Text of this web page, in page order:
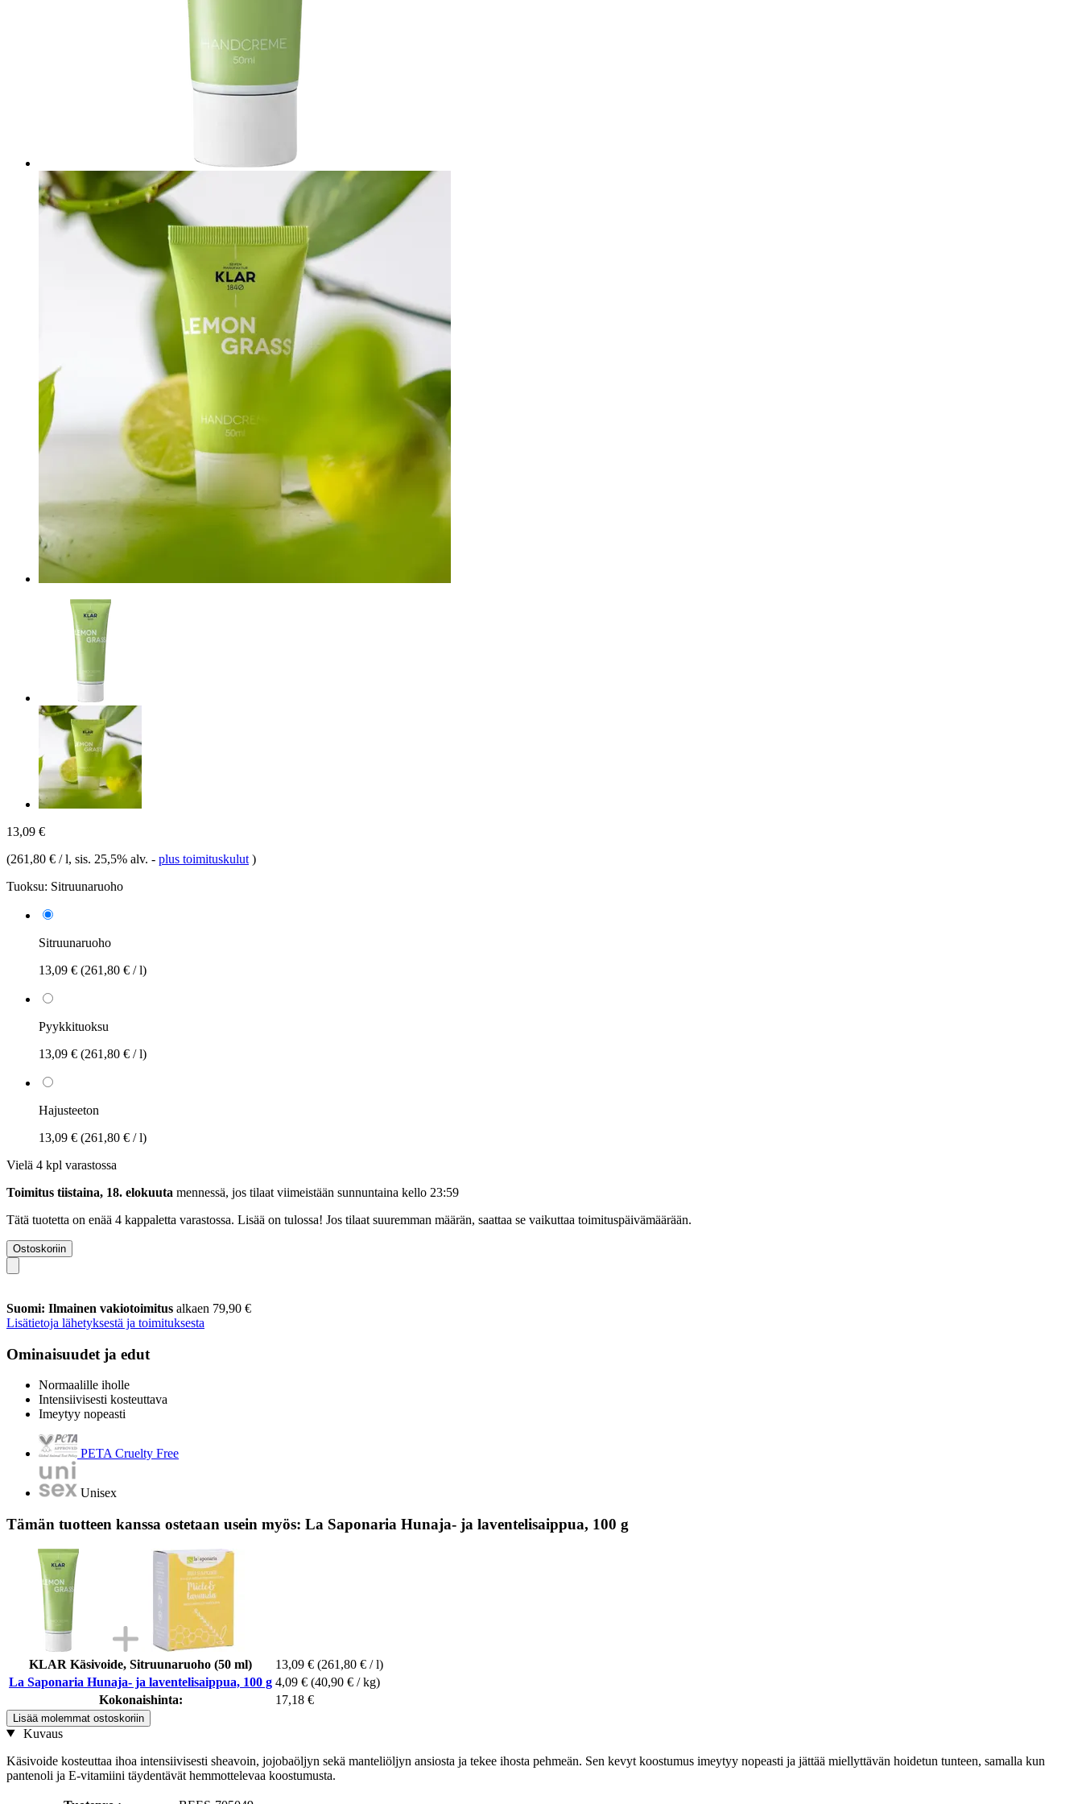
13,09 €
(261,80 € / l, sis. 25,5% alv. - plus toimituskulut )
Tuoksu: Sitruunaruoho
Sitruunaruoho
13,09 € (261,80 € / l)
Pyykkituoksu
13,09 € (261,80 € / l)
Hajusteeton
13,09 € (261,80 € / l)
Vielä 4 kpl varastossa
Toimitus tiistaina, 18. elokuuta mennessä, jos tilaat viimeistään sunnuntaina kello 23:59
Tätä tuotetta on enää 4 kappaletta varastossa. Lisää on tulossa! Jos tilaat suuremman määrän, saattaa se vaikuttaa toimituspäivämäärään.
Ostoskoriin
Suomi: Ilmainen vakiotoimitus alkaen 79,90 €
Lisätietoja lähetyksestä ja toimituksesta
Ominaisuudet ja edut
Normaalille iholle
Intensiivisesti kosteuttava
Imeytyy nopeasti
PETA Cruelty Free
Unisex
Tämän tuotteen kanssa ostetaan usein myös: La Saponaria Hunaja- ja laventelisaippua, 100 g
KLAR Käsivoide, Sitruunaruoho (50 ml) 13,09 € (261,80 € / l)
La Saponaria Hunaja- ja laventelisaippua, 100 g 4,09 € (40,90 € / kg)
Kokonaishinta:
17,18 €
Lisää molemmat ostoskoriin
Kuvaus
Käsivoide kosteuttaa ihoa intensiivisesti sheavoin, jojobaöljyn sekä manteliöljyn ansiosta ja tekee ihosta pehmeän. Sen kevyt koostumus imeytyy nopeasti ja jättää miellyttävän hoidetun tunteen, samalla kun
pantenoli ja E-vitamiini täydentävät hemmottelevaa koostumusta.